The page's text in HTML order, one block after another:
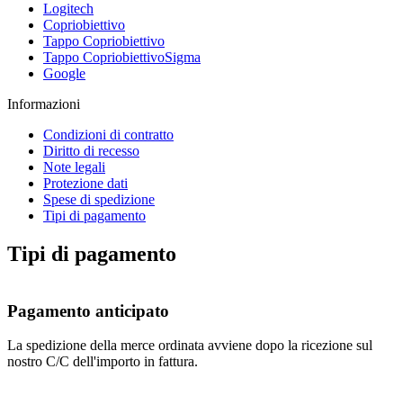
Logitech
Copriobiettivo
Tappo Copriobiettivo
Tappo CopriobiettivoSigma
Google
Informazioni
Condizioni di contratto
Diritto di recesso
Note legali
Protezione dati
Spese di spedizione
Tipi di pagamento
Tipi di pagamento
Pagamento anticipato
La spedizione della merce ordinata avviene dopo la ricezione sul
nostro C/C dell'importo in fattura.